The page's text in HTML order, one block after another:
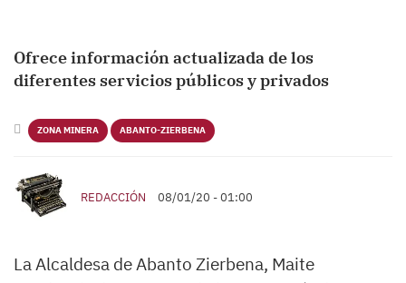
Ofrece información actualizada de los
diferentes servicios públicos y privados
ZONA MINERA ABANTO-ZIERBENA
REDACCIÓN 08/01/20 - 01:00
La Alcaldesa de Abanto Zierbena, Maite